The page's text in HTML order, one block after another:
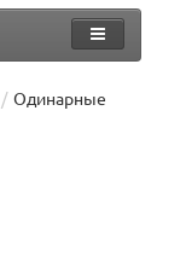
Одинарные